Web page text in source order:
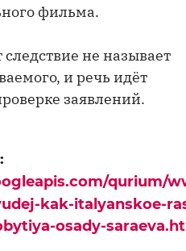
фильма.
не называет
и речь идёт
заявлений.
qurium/
kak-italyanskoe-
osady-